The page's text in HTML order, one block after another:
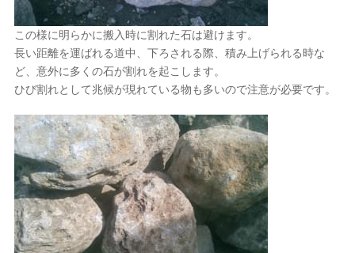
この様に明らかに搬入時に割れた石は避けます。
長い距離を運ばれる道中、下ろされる際、積み上げられる時な
ど、意外に多くの石が割れを起こします。
ひび割れとして兆候が現れている物も多いので注意が必要です。